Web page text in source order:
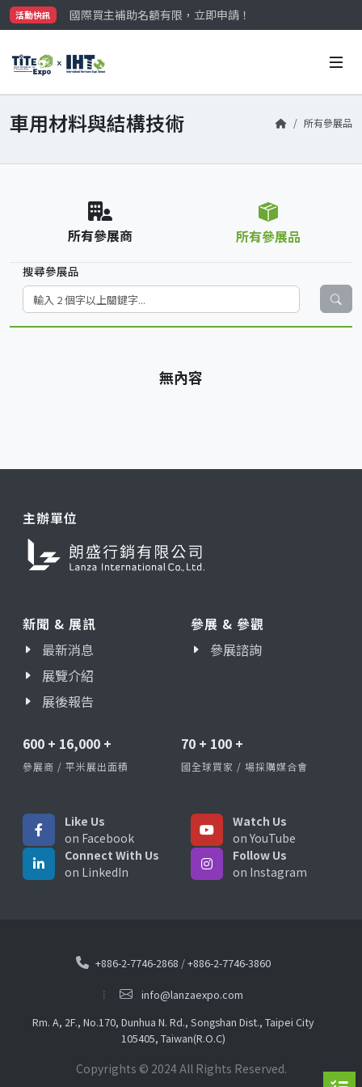
活動快訊
國際買主補助名額有限，立即申請！
參觀門票開放申請中‼️
國際買主補助名額有限，立即申請！
車用材料與結構技術 所有參展品
所有參展商 所有參展品
搜尋參展品
無內容
主辦單位
新聞 & 展訊
最新消息
展覽介紹
展後報告
參展 & 參觀
參展諮詢
600 + 16,000 +
參展商 / 平米展出面積
70 + 100 +
國全球買家 / 場採購媒合會
Like Us
on Facebook
Watch Us
on YouTube
Connect With Us
on LinkedIn
Follow Us
on Instagram
+886-2-7746-2868 /+886-2-7746-3860
info@lanzaexpo.com
Rm. A, 2F., No.170, Dunhua N. Rd., Songshan Dist., Taipei City
105405, Taiwan(R.O.C)
Copyrights © 2024 All Rights Reserved.